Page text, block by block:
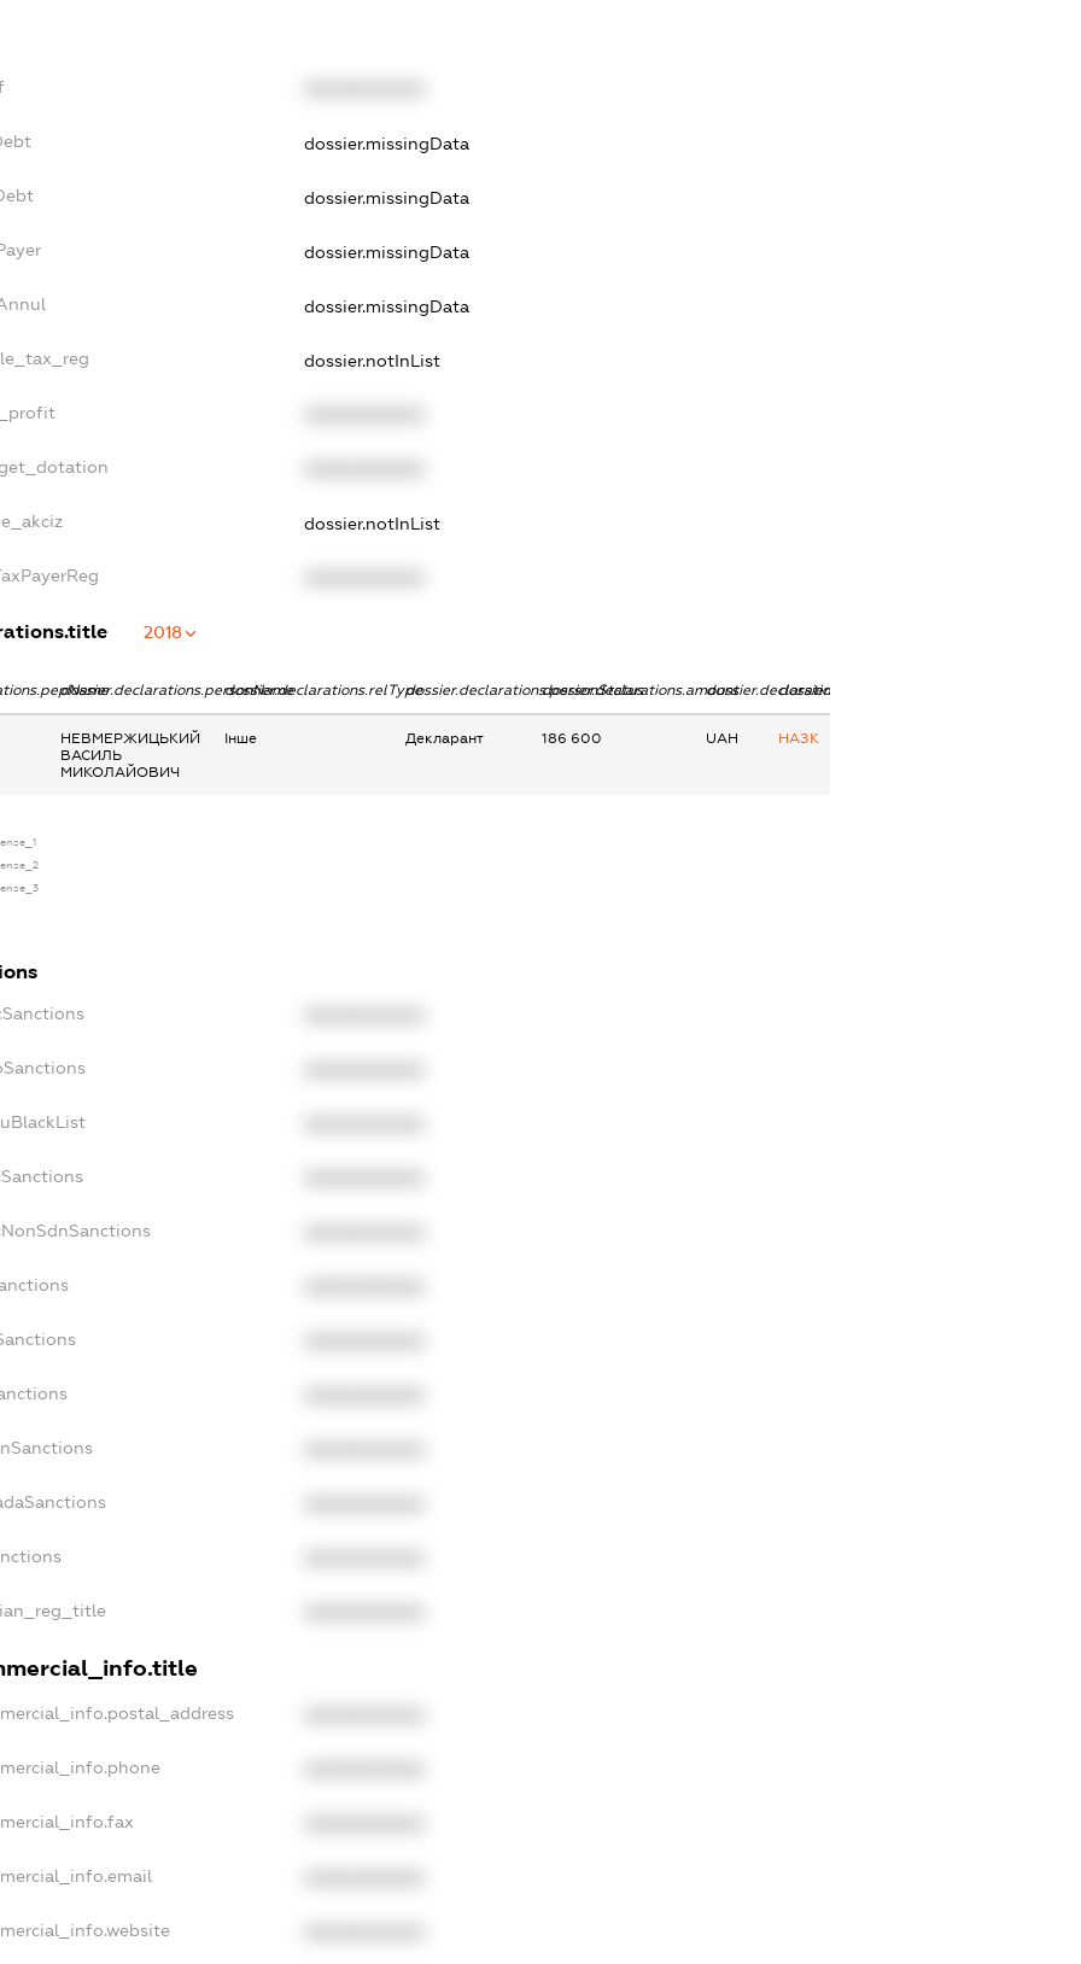
dossier.missingData
dossier.missingData
dossier.missingData
dossier.missingData
dossier.notInList
dossier.notInList
2018
dossier.declarations.personNamedossier.declarations.relTypedossier.declarations.personStatus
dossier.declarations.amountdossier.declarations.currency
dossier.declarations.source
НЕВМЕРЖИЦЬКИЙ
ВАСИЛЬ
МИКОЛАЙОВИЧ
Інше Декларант 186 600 UAH НАЗК